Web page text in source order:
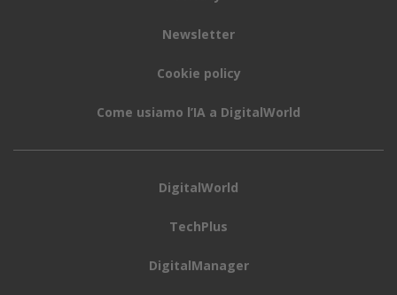
Newsletter
Cookie policy
Come usiamo l’IA a DigitalWorld
DigitalWorld
TechPlus
DigitalManager